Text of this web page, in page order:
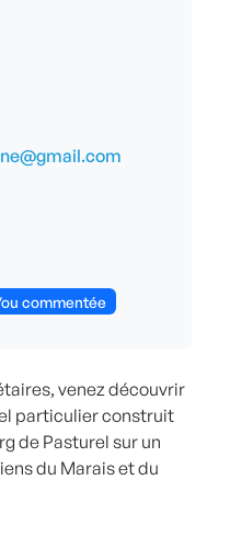
commentée
venez découvrir
particulier construit
de Pasturel sur un
du Marais et du